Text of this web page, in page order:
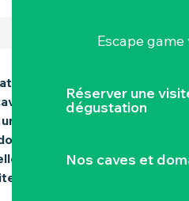
Escape
Réserver une
dégustation
Nos caves et
vous ouvre les
du grand-père
sélection de 7 bières
de bières en
des bières brassées
sur RDV les samedis